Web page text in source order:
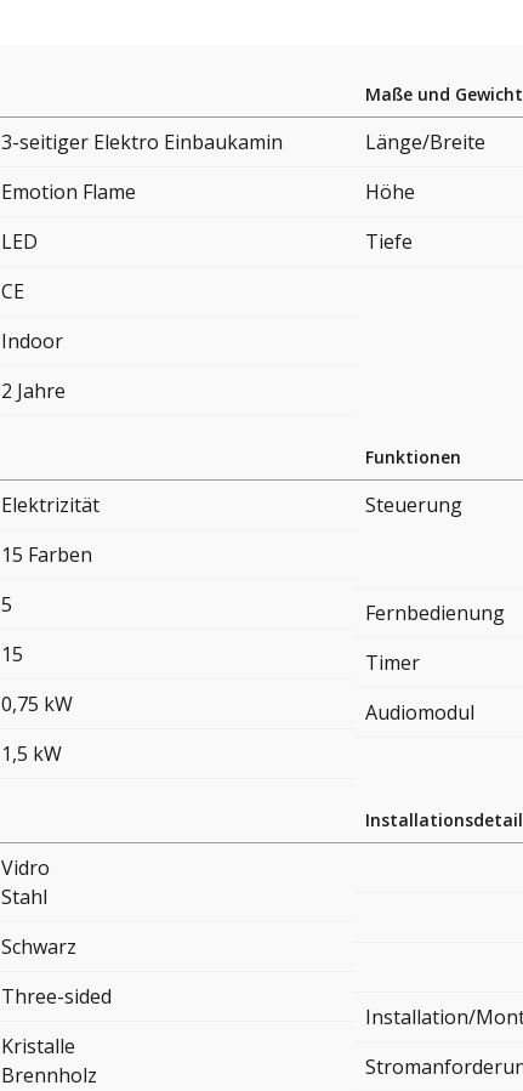
3-seitiger Elektro Einbaukamin
Emotion Flame
LED
CE
Indoor
2 Jahre
Maße und Gewicht
Länge/Breite
Höhe
Tiefe
Elektrizität
15 Farben
5
15
0,75 kW
1,5 kW
Funktionen
Steuerung
Fernbedienung
Timer
Audiomodul
Vidro
Stahl
Schwarz
Three-sided
Kristalle
Brennholz
Installation/